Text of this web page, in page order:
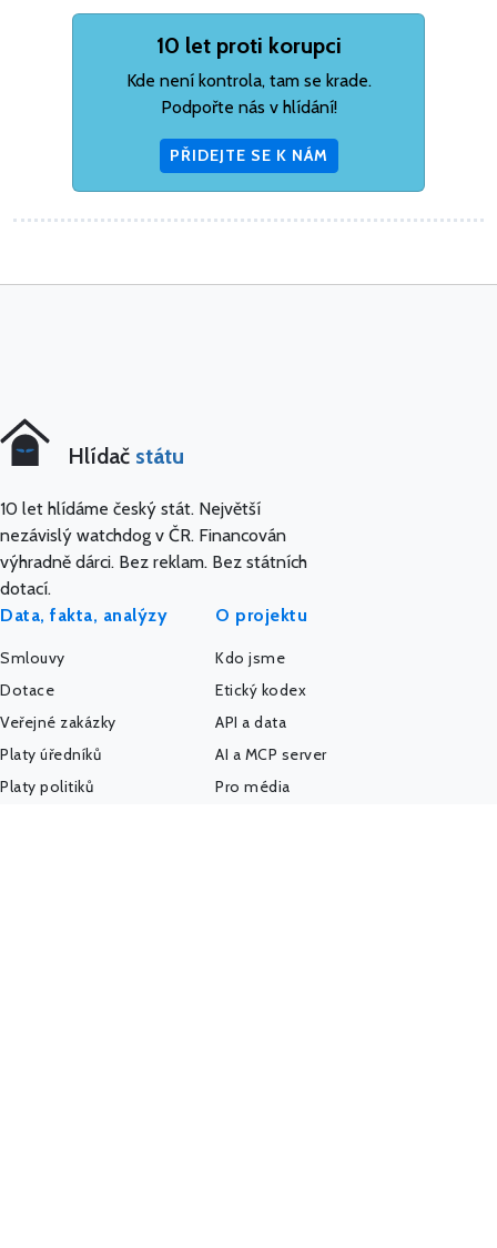
10 let proti korupci
Kde není kontrola, tam se krade.
Podpořte nás v hlídání!
PŘIDEJTE SE K NÁM
Hlídač státu
10 let hlídáme český stát. Největší
nezávislý watchdog v ČR. Financován
výhradně dárci. Bez reklam. Bez státních
dotací.
Data, fakta, analýzy
Smlouvy
Dotace
Veřejné zakázky
Platy úředníků
Platy politiků
O projektu
Kdo jsme
Etický kodex
API a data
AI a MCP server
Pro média